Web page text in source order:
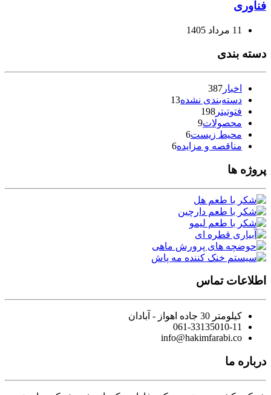
فناوری
11 مرداد 1405
دسته بندی
اخبار 387
دسته‌بندی نشده13
فتوتیتر 198
محصولات9
محیط زیست6
مناقصه و مزایده6
پروژه ها
اطلاعات تماس
کیلومتر 30 جاده اهواز - آبادان
061-33135010-11
info@hakimfarabi.co
درباره ما